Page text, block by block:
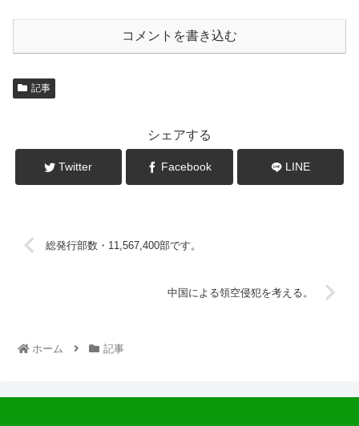
コメントを書き込む
記事
シェアする
Twitter Facebook LINE
総発行部数・11,567,400部です。
中国による領空侵犯を考える。
ホーム 記事